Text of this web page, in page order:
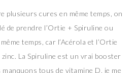
plusieurs cures en même temps, on
de prendre l’Ortie + Spiruline ou
temps, car l’Acérola et l’Ortie
La Spiruline est un vrai booster
manquons tous de vitamine D, je me